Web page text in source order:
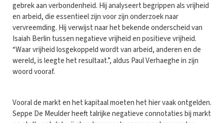
gebrek aan verbondenheid. Hij analyseert begrippen als vrijheid
en arbeid, die essentieel zijn voor zijn onderzoek naar
vervreemding. Hij verwijst naar het bekende onderscheid van
Isaiah Berlin tussen negatieve vrijheid en positieve vrijheid.
“Waar vrijheid losgekoppeld wordt van arbeid, anderen en de
wereld, is leegte het resultaat.”, aldus Paul Verhaeghe in zijn
woord vooraf.
Vooral de markt en het kapitaal moeten het hier vaak ontgelden.
Seppe De Meulder heeft talrijke negatieve connotaties bij markt